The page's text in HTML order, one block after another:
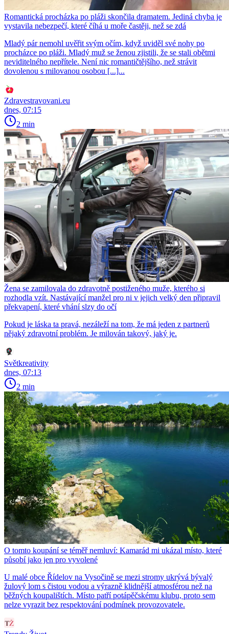
Romantická procházka po pláži skončila dramatem. Jediná chyba je
vystavila nebezpečí, které číhá u moře častěji, než se zdá
Mladý pár nemohl uvěřit svým očím, když uviděl své nohy po
procházce po pláži. Mladý muž se ženou zjistili, že se stali obětmi
neviditelného nepřítele. Není nic romantičtějšího, než strávit
dovolenou s milovanou osobou [...]...
Zdravestravovani.eu
dnes, 07:15
2 min
Žena se zamilovala do zdravotně postiženého muže, kterého si
rozhodla vzít. Nastávající manžel pro ni v jejich velký den připravil
překvapení, které vhání slzy do očí
Pokud je láska ta pravá, nezáleží na tom, že má jeden z partnerů
nějaký zdravotní problém. Je milován takový, jaký je.
Světkreativity
dnes, 07:13
2 min
O tomto koupání se téměř nemluví: Kamarád mi ukázal místo, které
působí jako jen pro vyvolené
U malé obce Řídelov na Vysočině se mezi stromy ukrývá bývalý
žulový lom s čistou vodou a výrazně klidnější atmosférou než na
běžných koupalištích. Místo patří potápěčskému klubu, proto sem
nelze vyrazit bez respektování podmínek provozovatele.